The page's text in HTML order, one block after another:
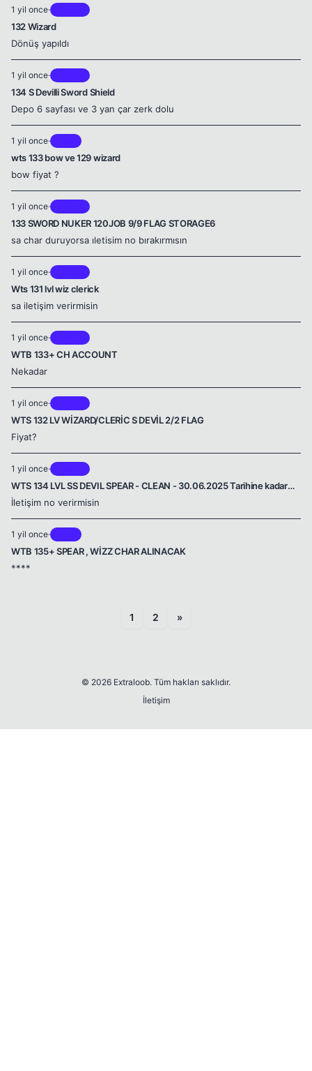
1 yil once·
132 Wizard
Dönüş yapıldı
1 yil once·
134 S Devilli Sword Shield
Depo 6 sayfası ve 3 yan çar zerk dolu
1 yil once·
wts 133 bow ve 129 wizard
bow fiyat ?
1 yil once·
133 SWORD NUKER 120JOB 9/9 FLAG STORAGE6
sa char duruyorsa ıletisim no bırakırmısın
1 yil once·
Wts 131 lvl wiz clerick
sa iletişim verirmisin
1 yil once·
WTB 133+ CH ACCOUNT
Nekadar
1 yil once·
WTS 132 LV WİZARD/CLERİC S DEVİL 2/2 FLAG
Fiyat?
1 yil once·
WTS 134 LVL SS DEVIL SPEAR - CLEAN - 30.06.2025 Tarihine kadar
GOLD VIP ---------------------> TEK FIYAT 22.000 TL
İletişim no verirmisin
1 yil once·
WTB 135+ SPEAR , WİZZ CHAR ALINACAK
****
1 2 »
© 2026 Extraloob. Tüm hakları saklıdır.
İletişim